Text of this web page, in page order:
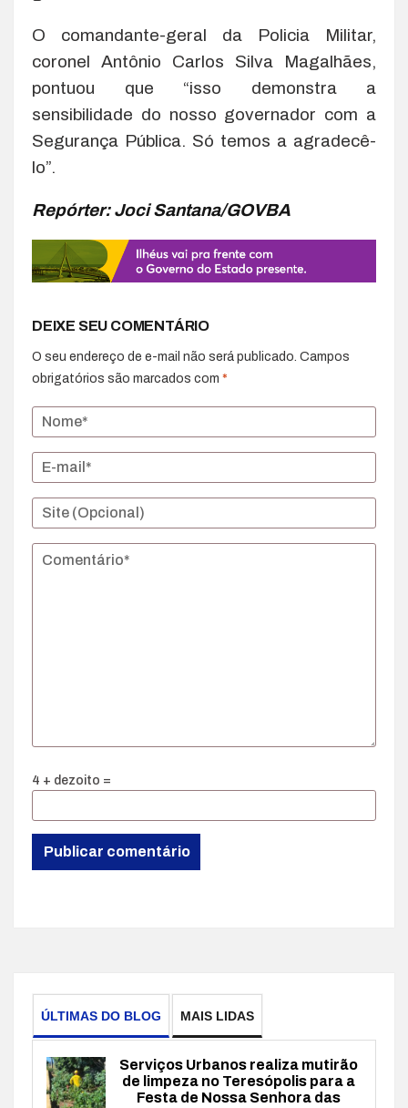
O comandante-geral da Policia Militar,
coronel Antônio Carlos Silva Magalhães,
pontuou que “isso demonstra a
sensibilidade do nosso governador com a
Segurança Pública. Só temos a agradecê-
lo”.
Repórter: Joci Santana/GOVBA
DEIXE SEU COMENTÁRIO
O seu endereço de e-mail não será publicado. Campos
obrigatórios são marcados com *
4 + dezoito =
ÚLTIMAS DO BLOG MAIS LIDAS
Serviços Urbanos realiza mutirão
de limpeza no Teresópolis para a
Festa de Nossa Senhora das